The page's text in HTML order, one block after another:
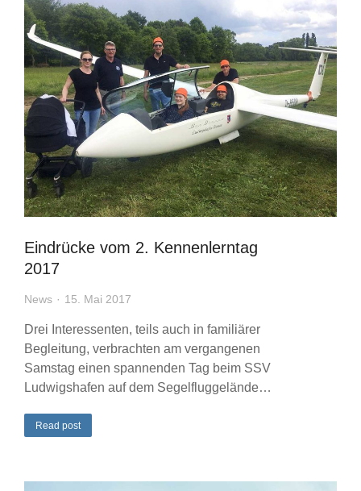
Eindrücke vom 2. Kennenlerntag
2017
News 15. Mai 2017
Drei Interessenten, teils auch in familiärer
Begleitung, verbrachten am vergangenen
Samstag einen spannenden Tag beim SSV
Ludwigshafen auf dem Segelfluggelände…
Read post